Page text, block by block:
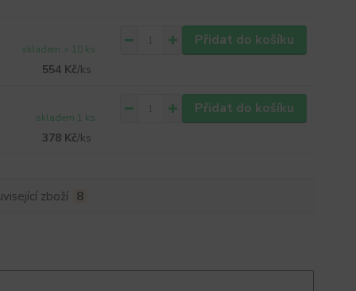
554 Kč/ks
skladem > 10 ks
Přidat do košíku
378 Kč/ks
skladem 1 ks
Přidat do košíku
zboží 8